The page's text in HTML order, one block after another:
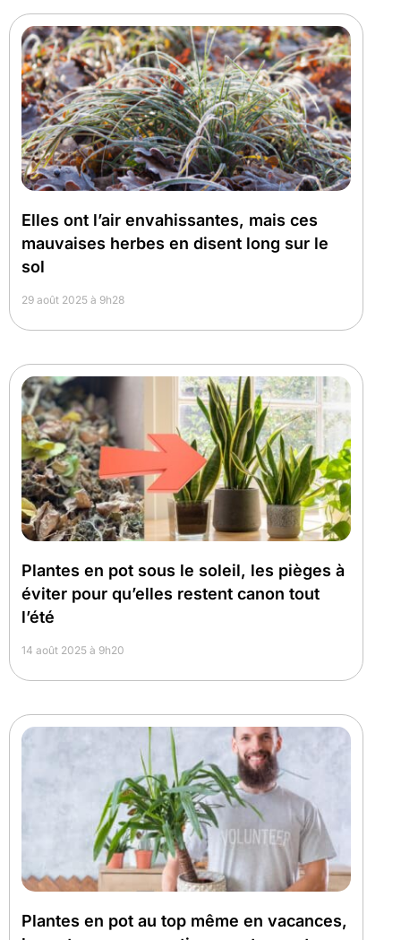
Elles ont l’air envahissantes, mais ces
mauvaises herbes en disent long sur le
sol
29 août 2025 à 9h28
Plantes en pot sous le soleil, les pièges à
éviter pour qu’elles restent canon tout
l’été
14 août 2025 à 9h20
Plantes en pot au top même en vacances,